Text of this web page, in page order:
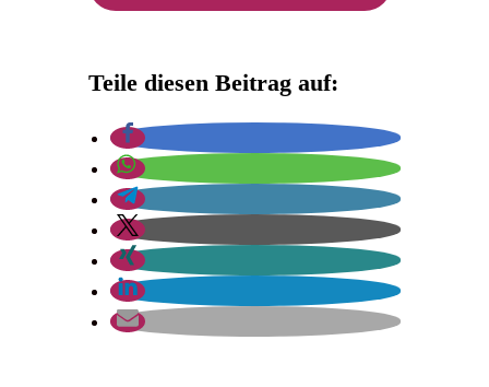
Teile diesen Beitrag auf: